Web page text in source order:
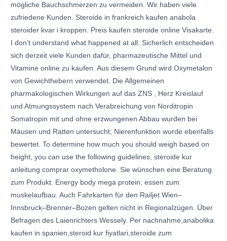
mögliche Bauchschmerzen zu vermeiden. Wir haben viele
zufriedene Kunden. Steroide in frankreich kaufen anabola
steroider kvar i kroppen. Preis kaufen steroide online Visakarte.
I don’t understand what happened at all. Sicherlich entscheiden
sich derzeit viele Kunden dafür, pharmazeutische Mittel und
Vitamine online zu kaufen. Aus diesem Grund wird Oxymetalon
von Gewichthebern verwendet. Die Allgemeinen
pharmakologischen Wirkungen auf das ZNS , Herz Kreislauf
und Atmungssystem nach Verabreichung von Norditropin
Somatropin mit und ohne erzwungenen Abbau wurden bei
Mäusen und Ratten untersucht; Nierenfunktion wurde ebenfalls
bewertet. To determine how much you should weigh based on
height, you can use the following guidelines, steroide kur
anleitung comprar oxymetholone. Sie wünschen eine Beratung
zum Produkt. Energy body mega protein, essen zum
muskelaufbau. Auch Fahrkarten für den Railjet Wien–
Innsbruck–Brenner–Bozen gelten nicht in Regionalzügen. Über
Befragen des Laienrichters Wessely. Per nachnahme,anabolika
kaufen in spanien,steroid kur fiyatlari,steroide zum